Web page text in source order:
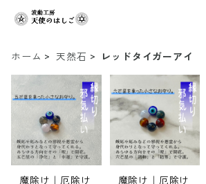
ホーム 天然石 レッドタイガーアイ
魔除け｜厄除け
魔除け｜厄除け